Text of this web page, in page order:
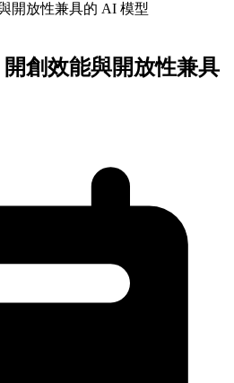
開放性兼具的 AI 模型
創效能與開放性兼具